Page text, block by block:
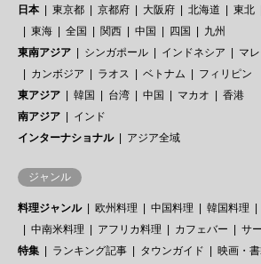
日本 東京都 京都府 大阪府 北海道 東北
東海
全国 関西 中国 四国
九州
東南アジア
シンガポール インドネシア マ
カンボジア
ラオス ベトナム
フィリピン
東アジア
韓国 台湾 中国 マカオ
香港
南アジア
インド
インターナショナル
アジア全域
ジャンル
料理ジャンル 欧州料理 中国料理 韓国料理
中南米料理
アフリカ料理 カフェバー サ
特集
ランキング記事 タウンガイド 映画・